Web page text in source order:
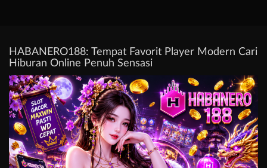
HABANERO188: Tempat Favorit Player Modern Cari
Hiburan Online Penuh Sensasi